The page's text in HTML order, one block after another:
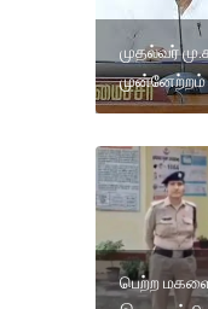
முதல்வர்
முன்னேற்றம்
பெற்ற